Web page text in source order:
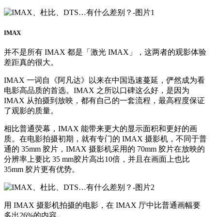
IMAX
并不是所有 IMAX 都是「激光 IMAX」，这两者的观影体验
差距真的很大。
IMAX 一词自《阿凡达》以来在中国迅速蔓延，俨然成为看
电影高品质的首选。IMAX 之所以口碑这么好，是因为
IMAX 从拍摄到放映，都有自己的一套流程，最高程度保证
了观影的质量。
相比普通荧幕，IMAX 能带来更大的显示面积和更好的画
质。在电影拍摄初期，就有专门的 IMAX 摄影机，不同于普
通的 35mm 胶片，IMAX 摄影机采用的 70mm 胶片在放映的
分辨率上要比 35 mm胶片高出10倍，并且在画面上也比
35mm 胶片更有优势。
用 IMAX 摄影机拍摄的电影，在 IMAX 厅中比普通画幅要
多出26%的内容。